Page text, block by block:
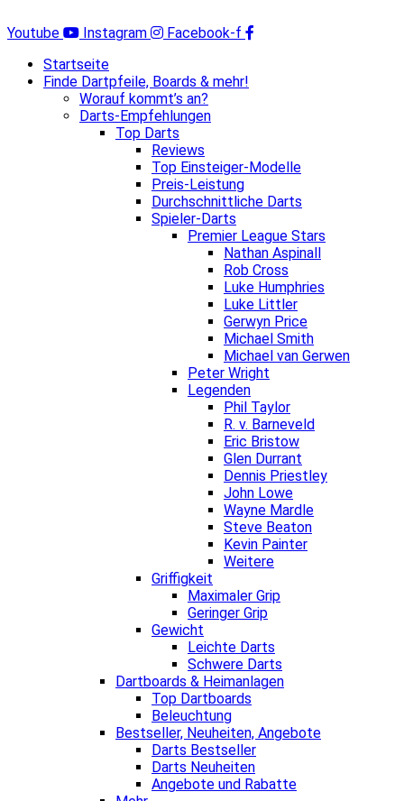
Inhalt
Youtube Instagram
Facebook-f
Startseite
Finde Dartpfeile, Boards & mehr!
Worauf kommt’s an?
Darts-Empfehlungen
Top Darts
Reviews
Top Einsteiger-Modelle
Preis-Leistung
Durchschnittliche Darts
Spieler-Darts
Premier League Stars
Nathan Aspinall
Rob Cross
Luke Humphries
Luke Littler
Gerwyn Price
Michael Smith
Michael van Gerwen
Peter Wright
Legenden
Phil Taylor
R. v. Barneveld
Eric Bristow
Glen Durrant
Dennis Priestley
John Lowe
Wayne Mardle
Steve Beaton
Kevin Painter
Weitere
Griffigkeit
Maximaler Grip
Geringer Grip
Gewicht
Leichte Darts
Schwere Darts
Dartboards & Heimanlagen
Top Dartboards
Beleuchtung
Bestseller, Neuheiten, Angebote
Darts Bestseller
Darts Neuheiten
Angebote und Rabatte